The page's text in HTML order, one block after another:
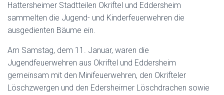
Hattersheimer Stadtteilen Okriftel und Eddersheim
sammelten die Jugend- und Kinderfeuerwehren die
ausgedienten Bäume ein.
Am Samstag, dem 11. Januar, waren die
Jugendfeuerwehren aus Okriftel und Eddersheim
gemeinsam mit den Minifeuerwehren, den Okrifteler
Löschzwergen und den Edersheimer Löschdrachen sowie